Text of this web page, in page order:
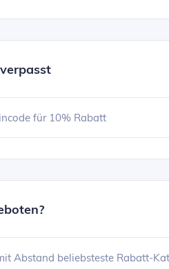
für 10% Rabatt
Abstand beliebsteste Rabatt-